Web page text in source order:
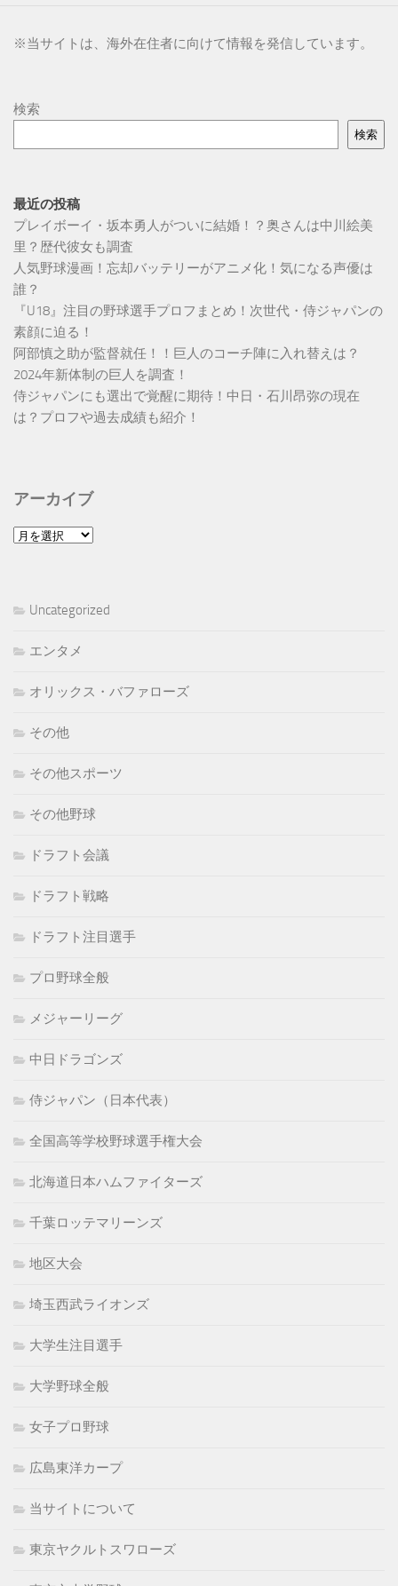
※当サイトは、海外在住者に向けて情報を発信しています。
検索
検索
最近の投稿
プレイボーイ・坂本勇人がついに結婚！？奥さんは中川絵美
里？歴代彼女も調査
人気野球漫画！忘却バッテリーがアニメ化！気になる声優は
誰？
『U18』注目の野球選手プロフまとめ！次世代・侍ジャパンの
素顔に迫る！
阿部慎之助が監督就任！！巨人のコーチ陣に入れ替えは？
2024年新体制の巨人を調査！
侍ジャパンにも選出で覚醒に期待！中日・石川昂弥の現在
は？プロフや過去成績も紹介！
アーカイブ
ア
ブ
Uncategorized
エンタメ
オリックス・バファローズ
その他
その他スポーツ
その他野球
ドラフト会議
ドラフト戦略
ドラフト注目選手
プロ野球全般
メジャーリーグ
中日ドラゴンズ
侍ジャパン（日本代表）
全国高等学校野球選手権大会
北海道日本ハムファイターズ
千葉ロッテマリーンズ
地区大会
埼玉西武ライオンズ
大学生注目選手
大学野球全般
女子プロ野球
広島東洋カープ
当サイトについて
東京ヤクルトスワローズ